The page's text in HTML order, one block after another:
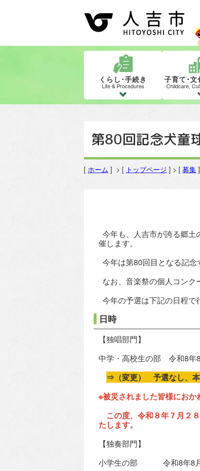
くらし･手続き
Life & Procedures
子育て･文
Childcare,
第80回記念犬童
[ ホーム ] > [ トップページ ] > [ 募集
今年も、人吉市が誇る郷
催します。
今年は第80回目となる記念
なお、音楽祭の個人コンク
今年の予選は下記の日程で
日時
【独唱部門】
中学・高校生の部 令和8年
⇒（変更） 予選なし、
※被災されました皆様におか
この度、令和８年７月２
たします。
【独奏部門】
小学生の部 令和8年8月